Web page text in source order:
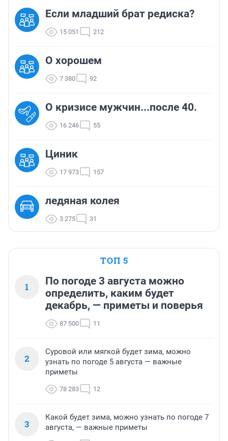
Если младший брат редиска?
15 051 212
О хорошем
7 380 92
О кризисе мужчин...после 40.
16 246 55
Циник
17 973 157
ледяная колея
3 275 31
ТОП 5
1
По погоде 3 августа можно
определить, каким будет
декабрь, — приметы и поверья
87 500 11
2
Суровой или мягкой будет зима, можно
узнать по погоде 5 августа — важные
приметы
78 283 12
3
Какой будет зима, можно узнать по погоде 7
августа, — важные приметы